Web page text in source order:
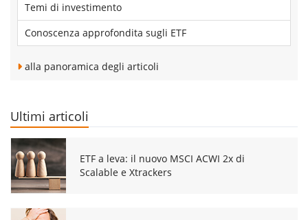
Temi di investimento
Conoscenza approfondita sugli ETF
alla panoramica degli articoli
Ultimi articoli
ETF a leva: il nuovo MSCI ACWI 2x di
Scalable e Xtrackers